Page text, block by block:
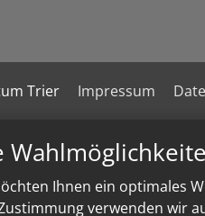
Ihnen ein optimales
verwenden wir
Trier Impressum